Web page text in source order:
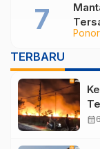
TERBARU
calendar_month